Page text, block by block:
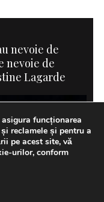
nevoie de
nevoie de
Lagarde
funcționarea
reclamele și pentru a
pe acest site, vă
urilor, conform